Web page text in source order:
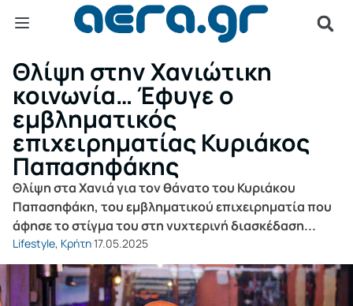
Θλίψη στην Χανιώτικη
κοινωνία… Έφυγε ο
εμβληματικός
επιχειρηματίας Κυριάκος
Παπασηφάκης
Θλίψη στα Χανιά για τον θάνατο του Κυριάκου
Παπασηφάκη, του εμβληματικού επιχειρηματία που
άφησε το στίγμα του στη νυχτερινή διασκέδαση...
Lifestyle, Κρήτη17.05.2025